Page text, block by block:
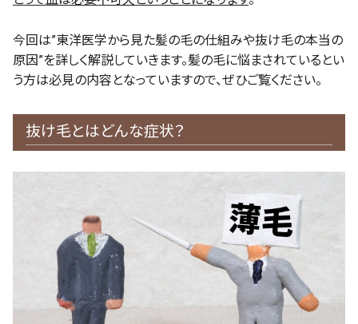
今回は”東洋医学から見た髪の毛の仕組みや抜け毛の本当の
原因”を詳しく解説していきます。髪の毛に悩まされているとい
う方は必見の内容となっていますので、ぜひご覧ください。
抜け毛とはどんな症状？